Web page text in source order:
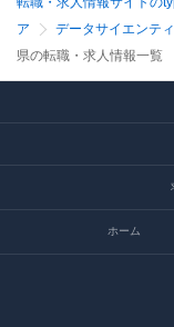
ア
データサイエンテ
県の転職・求人情報一覧
ホーム